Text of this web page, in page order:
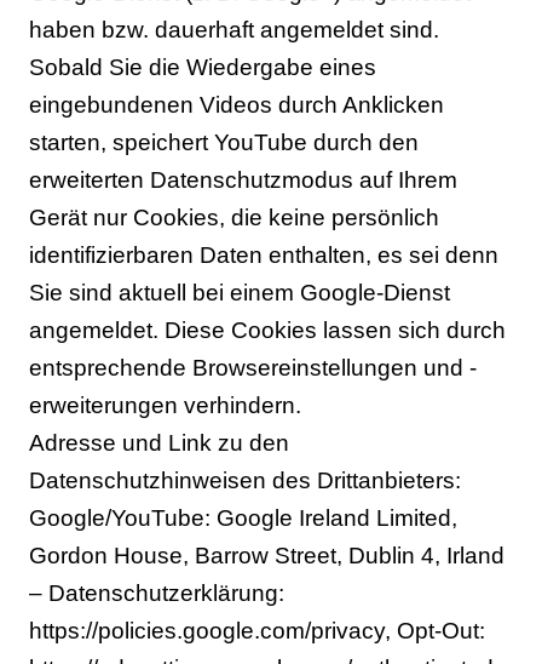
haben bzw. dauerhaft angemeldet sind.
Sobald Sie die Wiedergabe eines
eingebundenen Videos durch Anklicken
starten, speichert YouTube durch den
erweiterten Datenschutzmodus auf Ihrem
Gerät nur Cookies, die keine persönlich
identifizierbaren Daten enthalten, es sei denn
Sie sind aktuell bei einem Google-Dienst
angemeldet. Diese Cookies lassen sich durch
entsprechende Browsereinstellungen und -
erweiterungen verhindern.
Adresse und Link zu den
Datenschutzhinweisen des Drittanbieters:
Google/YouTube: Google Ireland Limited,
Gordon House, Barrow Street, Dublin 4, Irland
– Datenschutzerklärung:
https://policies.google.com/privacy, Opt-Out: